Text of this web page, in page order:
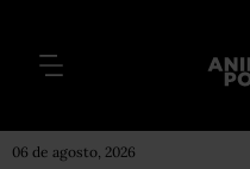
06 de agosto, 2026